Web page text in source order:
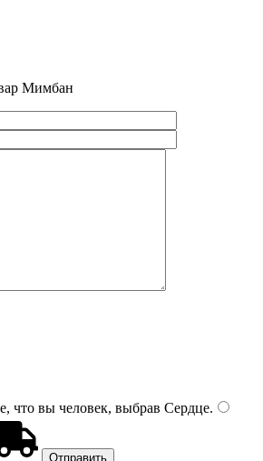
Мимбан
что вы человек, выбрав Сердце.